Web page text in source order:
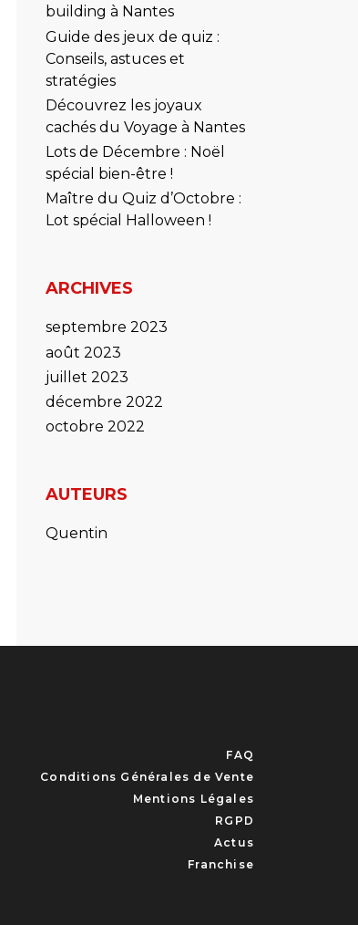
building à Nantes
Guide des jeux de quiz :
Conseils, astuces et
stratégies
Découvrez les joyaux
cachés du Voyage à Nantes
Lots de Décembre : Noël
spécial bien-être !
Maître du Quiz d’Octobre :
Lot spécial Halloween !
ARCHIVES
septembre 2023
août 2023
juillet 2023
décembre 2022
octobre 2022
AUTEURS
Quentin
FAQ
Conditions Générales de Vente
Mentions Légales
RGPD
Actus
Franchise